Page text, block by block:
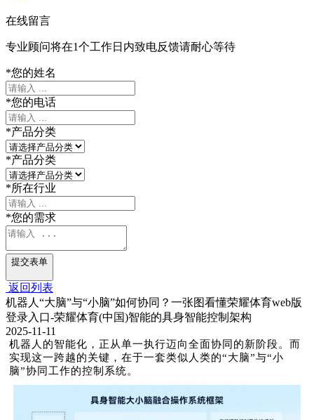
在线留言
专业顾问将在1个工作日内致电反馈请耐心等待
*您的姓名
*您的电话
*产品分类
*产品分类
*所在行业
*您的需求
提交表单
返回列表
机器人“大脑”与“小脑”如何协同？一张图看懂荣耀体育web版
登录入口-荣耀体育(中国)智能的具身智能控制架构
2025-11-11
机器人的智能化，正从单一执行迈向全面协同的新阶段。而
实现这一跨越的关键，在于一套类似人类的“大脑”与“小
脑”协同工作的控制系统。